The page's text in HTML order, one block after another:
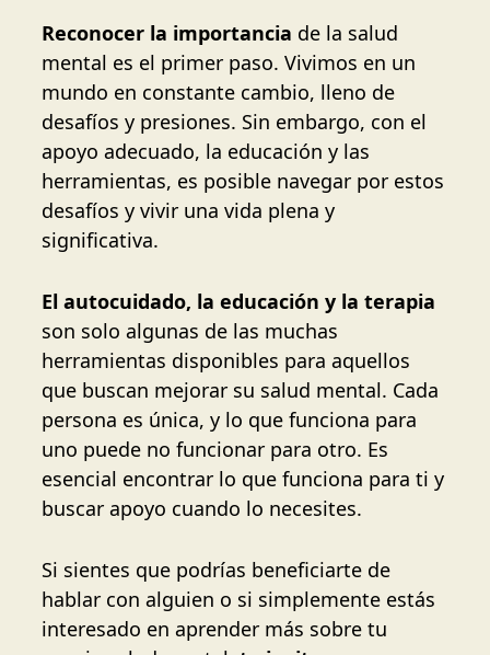
Reconocer la importancia de la salud
mental es el primer paso. Vivimos en un
mundo en constante cambio, lleno de
desafíos y presiones. Sin embargo, con el
apoyo adecuado, la educación y las
herramientas, es posible navegar por estos
desafíos y vivir una vida plena y
significativa.
El autocuidado, la educación y la terapia
son solo algunas de las muchas
herramientas disponibles para aquellos
que buscan mejorar su salud mental. Cada
persona es única, y lo que funciona para
uno puede no funcionar para otro. Es
esencial encontrar lo que funciona para ti y
buscar apoyo cuando lo necesites.
Si sientes que podrías beneficiarte de
hablar con alguien o si simplemente estás
interesado en aprender más sobre tu